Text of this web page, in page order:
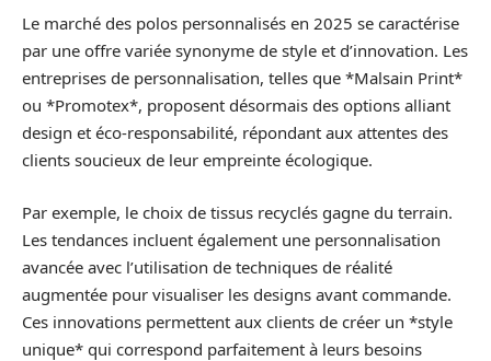
Le marché des polos personnalisés en 2025 se caractérise
par une offre variée synonyme de style et d’innovation. Les
entreprises de personnalisation, telles que *Malsain Print*
ou *Promotex*, proposent désormais des options alliant
design et éco-responsabilité, répondant aux attentes des
clients soucieux de leur empreinte écologique.
Par exemple, le choix de tissus recyclés gagne du terrain.
Les tendances incluent également une personnalisation
avancée avec l’utilisation de techniques de réalité
augmentée pour visualiser les designs avant commande.
Ces innovations permettent aux clients de créer un *style
unique* qui correspond parfaitement à leurs besoins